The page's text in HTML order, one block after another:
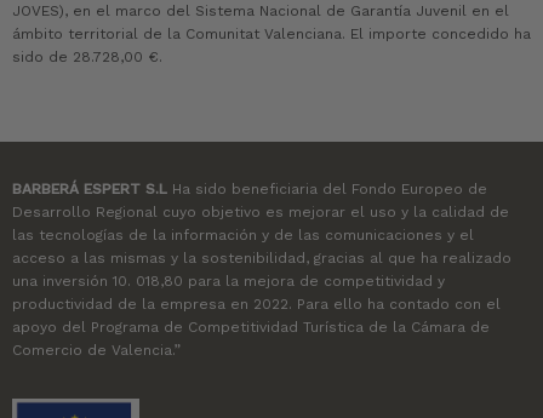
JOVES), en el marco del Sistema Nacional de Garantía Juvenil en el
ámbito territorial de la Comunitat Valenciana. El importe concedido ha
sido de 28.728,00 €.
BARBERÁ ESPERT S.L Ha sido beneficiaria del Fondo Europeo de
Desarrollo Regional cuyo objetivo es mejorar el uso y la calidad de
las tecnologías de la información y de las comunicaciones y el
acceso a las mismas y la sostenibilidad, gracias al que ha realizado
una inversión 10. 018,80 para la mejora de competitividad y
productividad de la empresa en 2022. Para ello ha contado con el
apoyo del Programa de Competitividad Turística de la Cámara de
Comercio de Valencia.”